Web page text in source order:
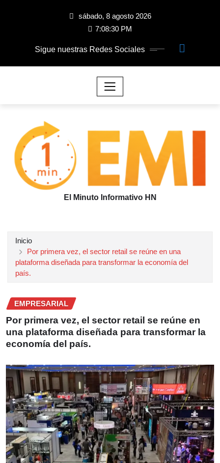
sábado, 8 agosto 2026
7:08:31 PM
Sigue nuestras Redes Sociales
El Minuto Informativo HN
Inicio
Por primera vez, el sector retail se reúne en una
plataforma diseñada para transformar la economía del
país.
EMPRESARIAL
Por primera vez, el sector retail se reúne en
una plataforma diseñada para transformar la
economía del país.